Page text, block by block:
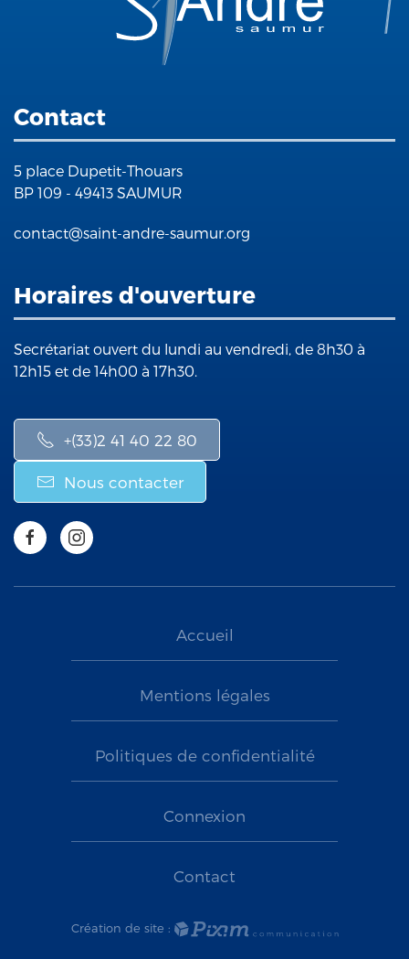
Contact
5 place Dupetit-Thouars
BP 109 - 49413 SAUMUR
contact@saint-andre-saumur.org
Horaires d'ouverture
Secrétariat ouvert du lundi au vendredi, de 8h30 à
12h15 et de 14h00 à 17h30.
+(33)2 41 40 22 80
Nous contacter
Accueil
Mentions légales
Politiques de confidentialité
Connexion
Contact
Création de site :